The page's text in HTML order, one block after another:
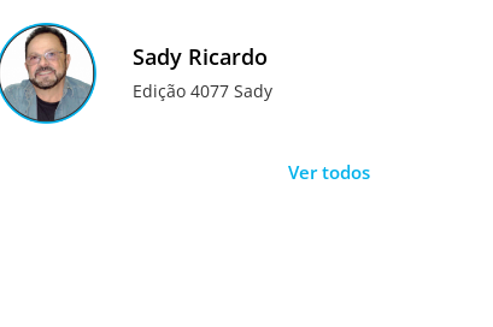
Sady Ricardo
Edição 4077 Sady
Ver todos